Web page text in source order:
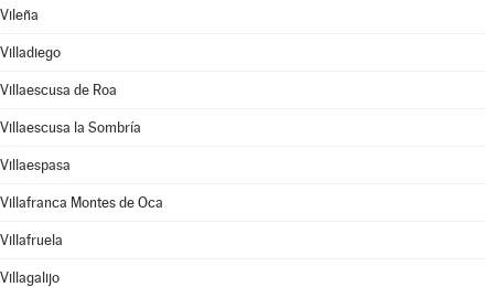
Vileña
Villadiego
Villaescusa de Roa
Villaescusa la Sombría
Villaespasa
Villafranca Montes de Oca
Villafruela
Villagalijo